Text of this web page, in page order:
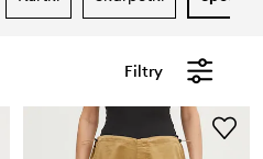
Filtry